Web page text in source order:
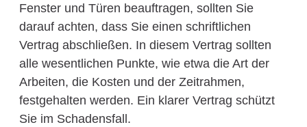
Fenster und Türen beauftragen, sollten Sie
darauf achten, dass Sie einen schriftlichen
Vertrag abschließen. In diesem Vertrag sollten
alle wesentlichen Punkte, wie etwa die Art der
Arbeiten, die Kosten und der Zeitrahmen,
festgehalten werden. Ein klarer Vertrag schützt
Sie im Schadensfall.